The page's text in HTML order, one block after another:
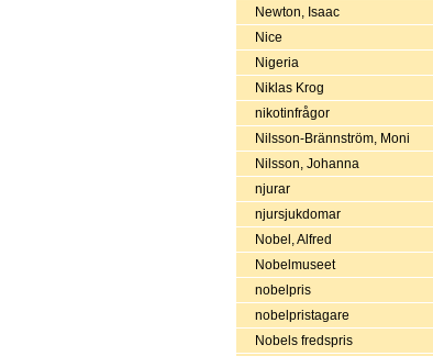
Newton, Isaac
Nice
Nigeria
Niklas Krog
nikotinfrågor
Nilsson-Brännström, Moni
Nilsson, Johanna
njurar
njursjukdomar
Nobel, Alfred
Nobelmuseet
nobelpris
nobelpristagare
Nobels fredspris